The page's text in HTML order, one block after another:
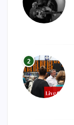
2